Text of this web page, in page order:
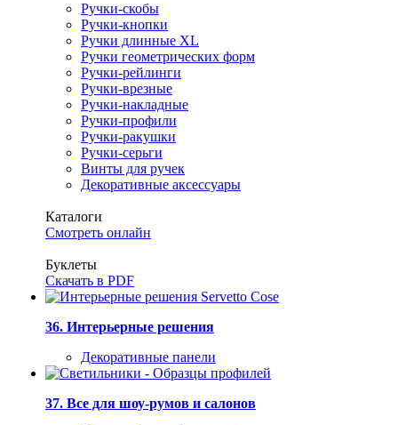
Ручки-скобы
Ручки-кнопки
Ручки длинные XL
Ручки геометрических форм
Ручки-рейлинги
Ручки-врезные
Ручки-накладные
Ручки-профили
Ручки-ракушки
Ручки-серьги
Винты для ручек
Декоративные аксессуары
Каталоги
Смотреть онлайн
Буклеты
Скачать в PDF
36. Интерьерные решения
Декоративные панели
37. Все для шоу-румов и салонов